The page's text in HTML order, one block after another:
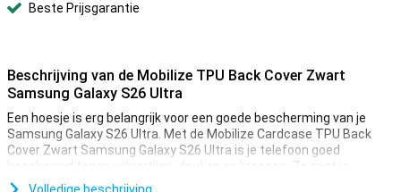
Beste Prijsgarantie
Beschrijving van de Mobilize TPU Back Cover Zwart
Samsung Galaxy S26 Ultra
Een hoesje is erg belangrijk voor een goede bescherming van je
Samsung Galaxy S26 Ultra. Met de Mobilize Cardcase TPU Back
Cover Zwart Samsung Galaxy S26 Ultra is je telefoon goed
beschermd tegen valpartijen, deuken en krassen. Zo gaat je
telefoon lekker lang mee.